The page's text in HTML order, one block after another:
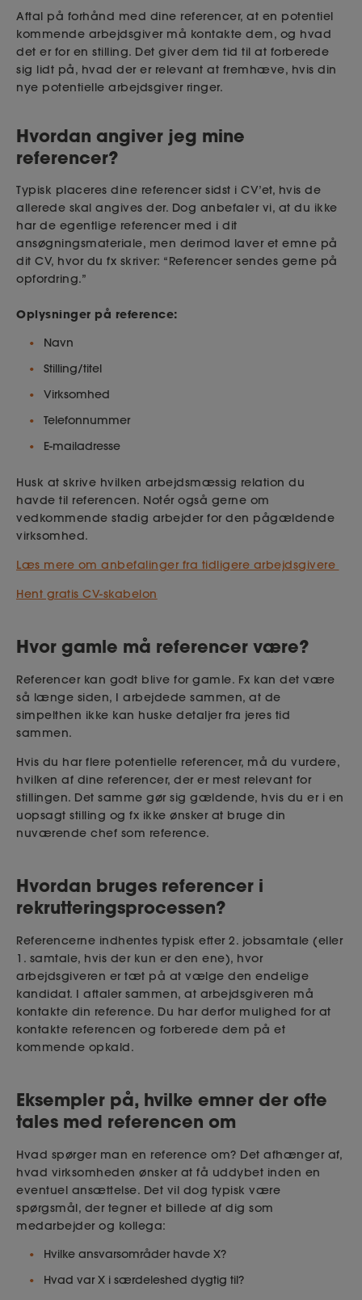
Aftal på forhånd med dine referencer, at en potentiel
kommende arbejdsgiver må kontakte dem, og hvad
det er for en stilling. Det giver dem tid til at forberede
sig lidt på, hvad der er relevant at fremhæve, hvis din
nye potentielle arbejdsgiver ringer.
Hvordan angiver jeg mine
referencer?
Typisk placeres dine referencer sidst i CV’et, hvis de
allerede skal angives der. Dog anbefaler vi, at du ikke
har de egentlige referencer med i dit
ansøgningsmateriale, men derimod laver et emne på
dit CV, hvor du fx skriver: “Referencer sendes gerne på
opfordring.”
Oplysninger på reference:
Navn
Stilling/titel
Virksomhed
Telefonnummer
E-mailadresse
Husk at skrive hvilken arbejdsmæssig relation du
havde til referencen. Notér også gerne om
vedkommende stadig arbejder for den pågældende
virksomhed.
Læs mere om anbefalinger fra tidligere arbejdsgivere
Hent gratis CV-skabelon
Hvor gamle må referencer være?
Referencer kan godt blive for gamle. Fx kan det være
så længe siden, I arbejdede sammen, at de
simpelthen ikke kan huske detaljer fra jeres tid
sammen.
Hvis du har flere potentielle referencer, må du vurdere,
hvilken af dine referencer, der er mest relevant for
stillingen. Det samme gør sig gældende, hvis du er i en
uopsagt stilling og fx ikke ønsker at bruge din
nuværende chef som reference.
Hvordan bruges referencer i
rekrutteringsprocessen?
Referencerne indhentes typisk efter 2. jobsamtale (eller
1. samtale, hvis der kun er den ene), hvor
arbejdsgiveren er tæt på at vælge den endelige
kandidat. I aftaler sammen, at arbejdsgiveren må
kontakte din reference. Du har derfor mulighed for at
kontakte referencen og forberede dem på et
kommende opkald.
Eksempler på, hvilke emner der ofte
tales med referencen om
Hvad spørger man en reference om? Det afhænger af,
hvad virksomheden ønsker at få uddybet inden en
eventuel ansættelse. Det vil dog typisk være
spørgsmål, der tegner et billede af dig som
medarbejder og kollega:
Hvilke ansvarsområder havde X?
Hvad var X i særdeleshed dygtig til?